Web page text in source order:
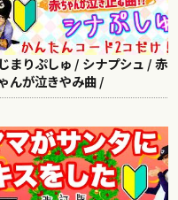
まりぷしゅ / シナプシュ / 赤
んが泣きやみ曲 /